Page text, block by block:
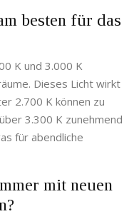
besten für das
K und 3.000 K
Dieses Licht wirkt
2.700 K können zu
3.300 K zunehmend
für abendliche
mit neuen